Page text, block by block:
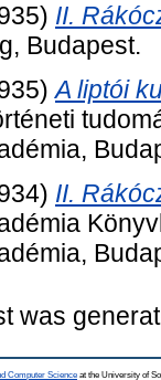
II.
Budapest.
A liptói
II.
was
Computer Science at the University of